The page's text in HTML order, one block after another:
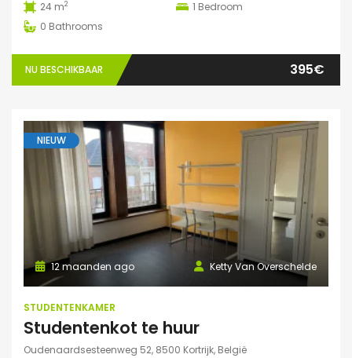
24 m2 1 Bedroom
0 Bathrooms
NU BESCHIKBAAR 395€
NIEUW
Ketty Van Overschelde
12 maanden ago
STUDENTENKAMER
Studentenkot te huur
Oudenaardsesteenweg 52, 8500 Kortrijk, België